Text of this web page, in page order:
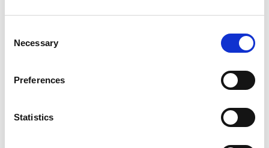
Selection
Necessary
Preferences
Statistics